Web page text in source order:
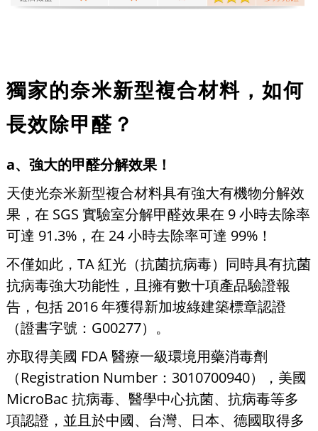
獨家的奈米新型複合材料，如何
長效除甲醛？
a、強大的甲醛分解效果！
天使光奈米新型複合材料具有強大有機物分解效
果，在 SGS 實驗室分解甲醛效果在 9 小時去除率
可達 91.3%，在 24 小時去除率可達 99%！
不僅如此，TA 紅光（抗菌抗病毒）同時具有抗菌
抗病毒強大功能性，且擁有數十項產品驗證報
告，包括 2016 年獲得新加坡綠建築標章認證
（證書字號：G00277）。
亦取得美國 FDA 醫療一級環境用藥消毒劑
（Registration Number：3010700940），美國
MicroBac 抗病毒、醫學中心抗菌、抗病毒等多
項認證，並且於中國、台灣、日本、德國取得多